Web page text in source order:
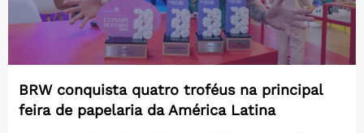
BRW conquista quatro troféus na principal
feira de papelaria da América Latina